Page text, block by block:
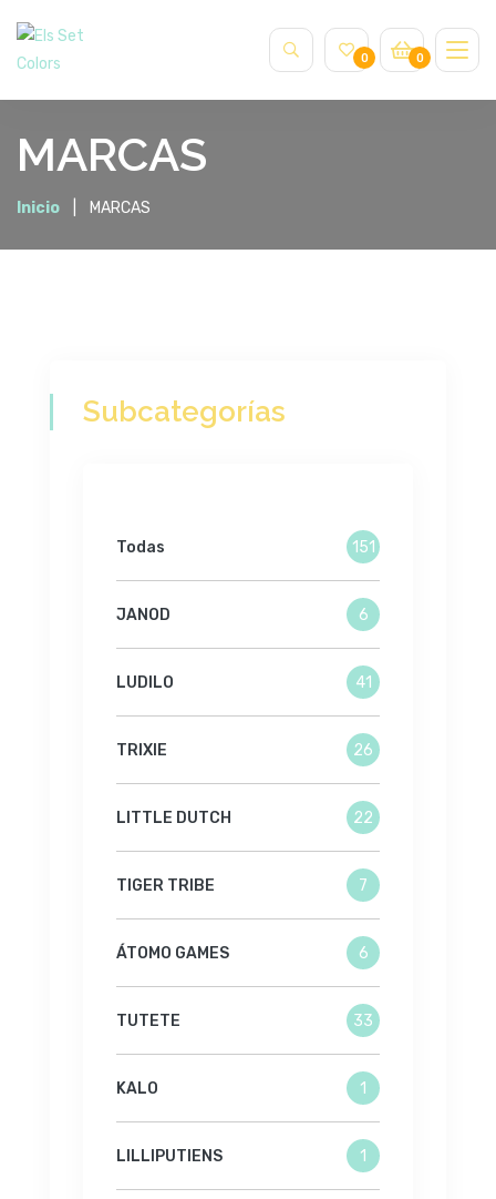
0 0
MARCAS
Inicio MARCAS
Subcategorías
Todas 151
JANOD 6
LUDILO 41
TRIXIE 26
LITTLE DUTCH 22
TIGER TRIBE 7
ÁTOMO GAMES 6
TUTETE 33
KALO 1
LILLIPUTIENS 1